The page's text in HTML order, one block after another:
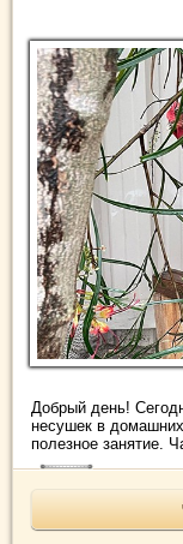
Добрый день!
несушек в
полезное занятие.